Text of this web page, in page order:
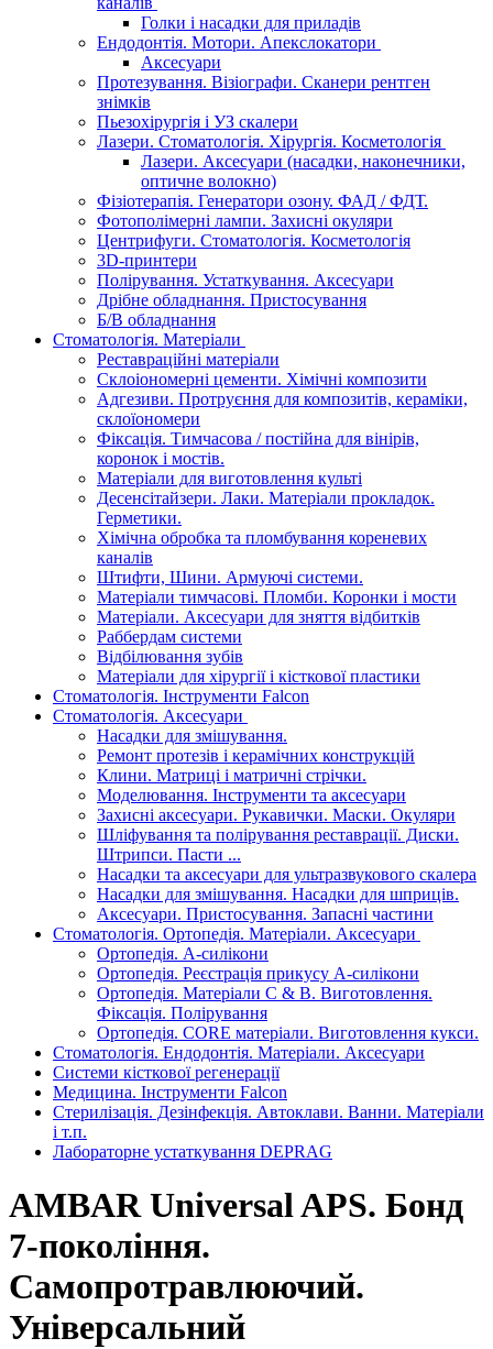
Голки і насадки для приладів
Ендодонтія. Мотори. Апекслокатори
Аксесуари
Протезування. Візіографи. Сканери рентген
знімків
Пьезохірургія і УЗ cкалери
Лазери. Стоматологія. Хірургія. Косметологія
Лазери. Аксесуари (насадки, наконечники,
оптичне волокно)
Фізіотерапія. Генератори озону. ФАД / ФДТ.
Фотополімерні лампи. Захисні окуляри
Центрифуги. Стоматологія. Косметологія
3D-принтери
Полірування. Устаткування. Аксесуари
Дрібне обладнання. Пристосування
Б/В обладнання
Стоматологія. Матеріали
Реставраційні матеріали
Склоіономерні цементи. Хімічні композити
Адгезиви. Протруєння для композитів, кераміки,
склоїономери
Фіксація. Тимчасова / постійна для вінірів,
коронок і мостів.
Матеріали для виготовлення культі
Десенсітайзери. Лаки. Матеріали прокладок.
Герметики.
Хімічна обробка та пломбування кореневих
каналів
Штифти, Шини. Армуючі системи.
Матеріали тимчасові. Пломби. Коронки і мости
Матеріали. Аксесуари для зняття відбитків
Раббердам системи
Відбілювання зубів
Матеріали для хірургії і кісткової пластики
Стоматологія. Інструменти Falcon
Стоматологія. Аксесуари
Насадки для змішування.
Ремонт протезів і керамічних конструкцій
Клини. Матриці і матричні стрічки.
Моделювання. Інструменти та аксесуари
Захисні аксесуари. Рукавички. Маски. Окуляри
Шліфування та полірування реставрації. Диски.
Штрипси. Пасти ...
Насадки та аксесуари для ультразвукового скалера
Насадки для змішування. Насадки для шприців.
Аксесуари. Пристосування. Запасні частини
Стоматологія. Ортопедія. Матеріали. Аксесуари
Ортопедія. А-силікони
Ортопедія. Реєстрація прикусу А-силікони
Ортопедія. Матеріали C & B. Виготовлення.
Фіксація. Полірування
Ортопедія. CORE матеріали. Виготовлення кукси.
Стоматологія. Ендодонтія. Матеріали. Аксесуари
Системи кісткової регенерації
Медицина. Інструменти Falcon
Стерилізація. Дезінфекція. Автоклави. Ванни. Матеріали
і т.п.
Лабораторне устаткування DEPRAG
AMBAR Universal APS. Бонд
7-покоління.
Самопротравлюючий.
Універсальний